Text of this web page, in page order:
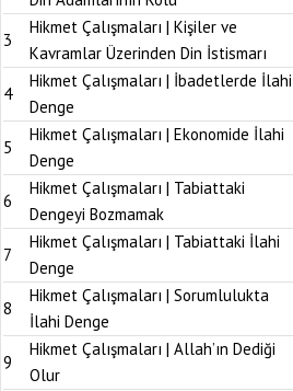
3
Hikmet Çalışmaları | Kişiler ve
Kavramlar Üzerinden Din İstismarı
4
Hikmet Çalışmaları | İbadetlerde İlahi
Denge
5
Hikmet Çalışmaları | Ekonomide İlahi
Denge
6
Hikmet Çalışmaları | Tabiattaki
Dengeyi Bozmamak
7
Hikmet Çalışmaları | Tabiattaki İlahi
Denge
8
Hikmet Çalışmaları | Sorumlulukta
İlahi Denge
9
Hikmet Çalışmaları | Allah’ın Dediği
Olur